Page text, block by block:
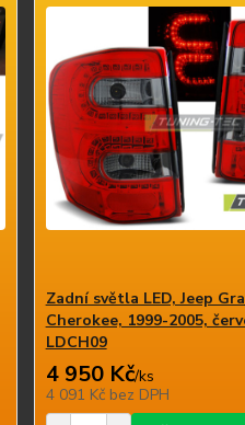
Zadní světla LED, Jeep
Cherokee, 1999-2005,
LDCH09
4 950 Kč/ks
4 091 Kč bez DPH